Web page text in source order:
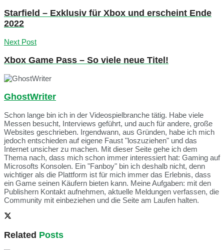
Starfield – Exklusiv für Xbox und erscheint Ende
2022
Next Post
Xbox Game Pass – So viele neue Titel!
GhostWriter
Schon lange bin ich in der Videospielbranche tätig. Habe viele
Messen besucht, Interviews geführt, und auch für andere, große
Websites geschrieben. Irgendwann, aus Gründen, habe ich mich
jedoch entschieden auf eigene Faust "loszuziehen" und das
Internet unsicher zu machen. Mit dieser Seite gehe ich dem
Thema nach, dass mich schon immer interessiert hat: Gaming auf
Microsofts Konsolen. Ein "Fanboy" bin ich deshalb nicht, denn
wichtiger als die Plattform ist für mich immer das Erlebnis, dass
ein Game seinen Käufern bieten kann. Meine Aufgaben: mit den
Publishern Kontakt aufnehmen, aktuelle Meldungen verfassen, die
Community mit einbeziehen und die Seite am Laufen halten.
Related Posts